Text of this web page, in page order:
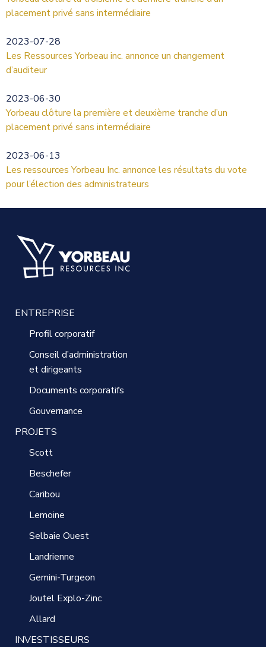
placement privé sans intermédiaire
2023-07-28
Les Ressources Yorbeau inc. annonce un changement
d’auditeur
2023-06-30
Yorbeau clôture la première et deuxième tranche d’un
placement privé sans intermédiaire
2023-06-13
Les ressources Yorbeau Inc. annonce les résultats du vote
pour l’élection des administrateurs
ENTREPRISE
Profil corporatif
Conseil d’administration
et dirigeants
Documents corporatifs
Gouvernance
PROJETS
Scott
Beschefer
Caribou
Lemoine
Selbaie Ouest
Landrienne
Gemini-Turgeon
Joutel Explo-Zinc
Allard
INVESTISSEURS